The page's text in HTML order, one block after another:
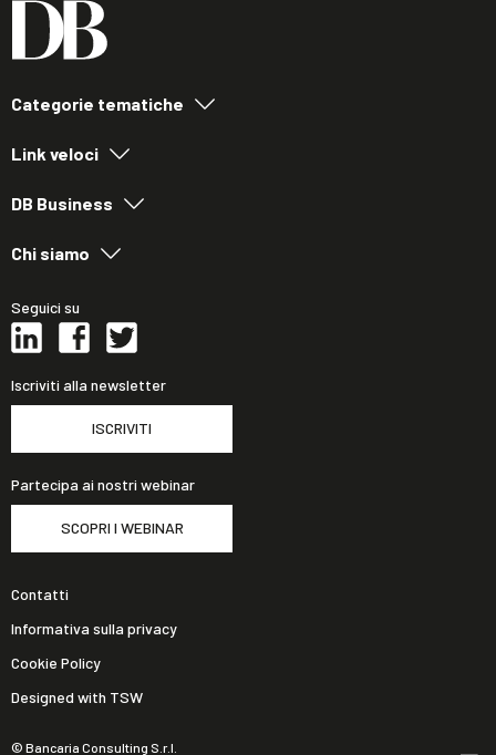
Categorie tematiche
Link veloci
DB Business
Chi siamo
Seguici su
Iscriviti alla newsletter
ISCRIVITI
Partecipa ai nostri webinar
SCOPRI I WEBINAR
© Bancaria Consulting S.r.l.
Contatti
Informativa sulla privacy
Cookie Policy
Designed with TSW